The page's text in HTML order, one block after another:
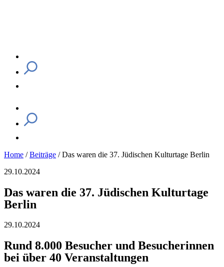
Home /Beiträge /Das waren die 37. Jüdischen Kulturtage Berlin
29.10.2024
Das waren die 37. Jüdischen Kulturtage
Berlin
29.10.2024
Rund 8.000 Besucher und Besucherinnen
bei über 40 Veranstaltungen